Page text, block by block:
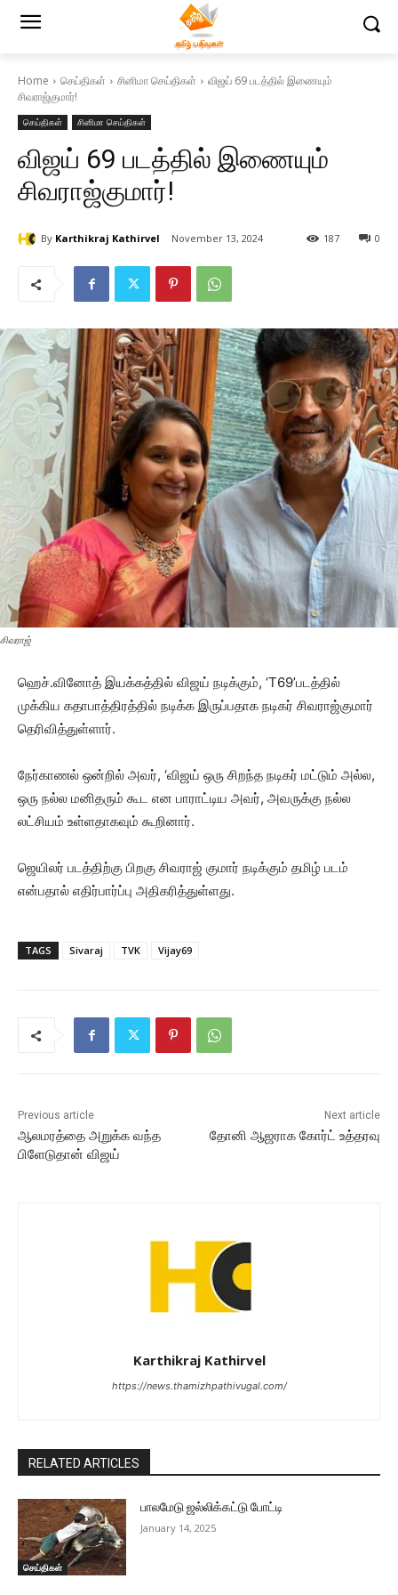
Home செய்திகள் சினிமா செய்திகள்
விஜய் 69 படத்தில் இணையும்
சிவராஜ்குமார்!
செய்திகள் சினிமா செய்திகள்
விஜய் 69 படத்தில் இணையும்
சிவராஜ்குமார்!
By Karthikraj Kathirvel November 13, 2024 0
187
சிவராஜ்
ஹெச்.வினோத் இயக்கத்தில் விஜய் நடிக்கும், ‘T69’படத்தில்
முக்கிய கதாபாத்திரத்தில் நடிக்க இருப்பதாக நடிகர் சிவராஜ்குமார்
தெரிவித்துள்ளார்.
நேர்காணல் ஒன்றில் அவர், ‘விஜய் ஒரு சிறந்த நடிகர் மட்டும் அல்ல,
ஒரு நல்ல மனிதரும் கூட என பாராட்டிய அவர், அவருக்கு நல்ல
லட்சியம் உள்ளதாகவும் கூறினார்.
ஜெயிலர் படத்திற்கு பிறகு சிவராஜ் குமார் நடிக்கும் தமிழ் படம்
என்பதால் எதிர்பார்ப்பு அதிகரித்துள்ளது.
TAGS Sivaraj TVK Vijay69
Previous article
ஆலமரத்தை அறுக்க வந்த
பிளேடுதான் விஜய்
Next article
தோனி ஆஜராக கோர்ட் உத்தரவு
Karthikraj Kathirvel
https://news.thamizhpathivugal.com/
RELATED ARTICLES
செய்திகள்
பாலமேடு ஜல்லிக்கட்டு போட்டி
January 14, 2025